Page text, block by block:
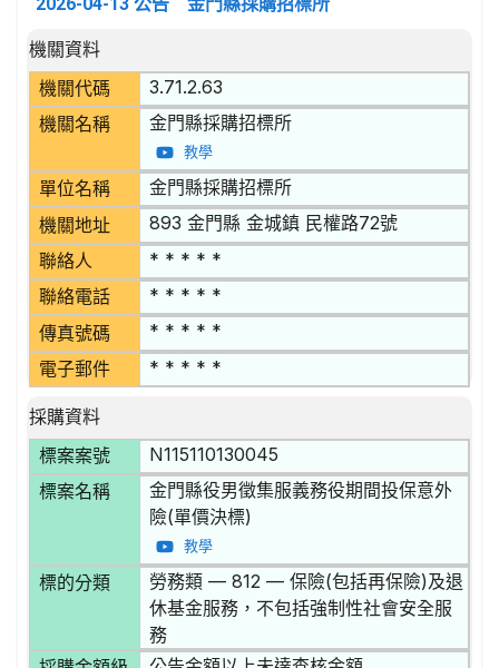
招標公告詳細內容
機關資料
機關代碼
3.71.2.63
機關名稱 金門縣採購招標所
教學
單位名稱 金門縣採購招標所
機關地址 893 金門縣 金城鎮 民權路72號
聯絡人 * * * * *
聯絡電話 * * * * *
傳真號碼 * * * * *
電子郵件 * * * * *
採購資料
標案案號
N115110130045
標案名稱
金門縣役男徵集服義務役期間投保意外
險(單價決標)
教學
標的分類
勞務類 — 812 — 保險(包括再保險)及退
休基金服務，不包括強制性社會安全服
務